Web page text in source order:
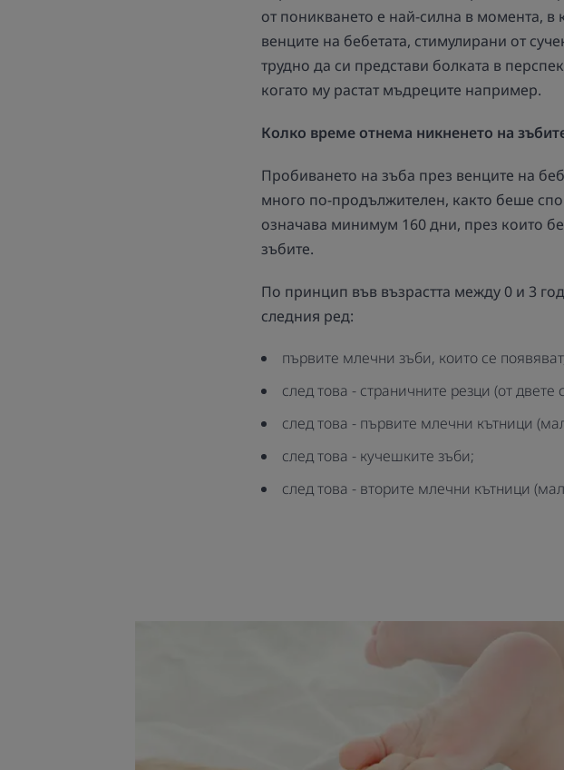
от поникването е най-силна в момента, в
венците на бебетата, стимулирани от
трудно да си представи болката в
когато му растат мъдреците например.
Колко време отнема никненето на
Пробиването на зъба през венците на
много по-продължителен, както беше
означава минимум 160 дни, през които
зъбите.
По принцип във възрастта между 0 и 3
следния ред:
първите млечни зъби, които се
след това - страничните резци (от
след това - първите млечни кътници
след това - кучешките зъби;
след това - вторите млечни кътници